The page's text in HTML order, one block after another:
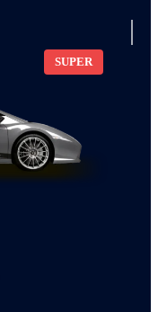
SUPER